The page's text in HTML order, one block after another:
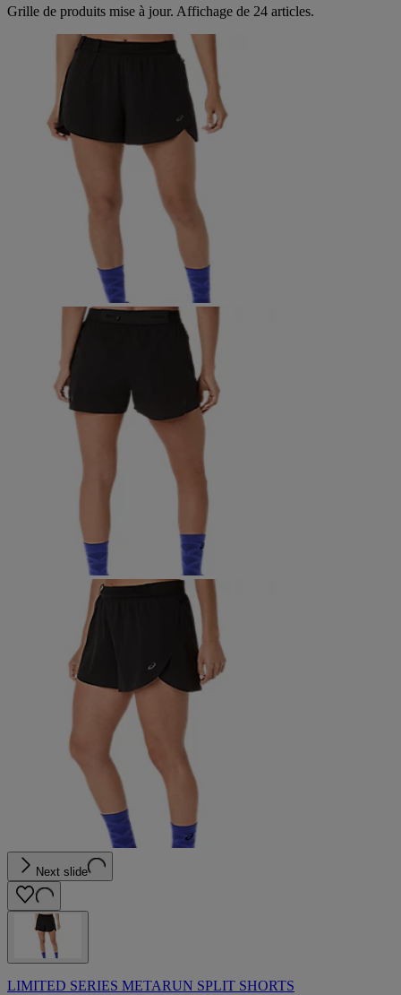
Grille de produits mise à jour. Affichage de 24 articles.
Next slide
LIMITED SERIES METARUN SPLIT SHORTS